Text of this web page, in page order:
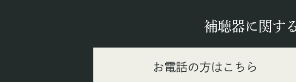
補聴器に関す
お電話の方はこちら